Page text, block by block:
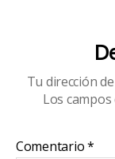
Tu dirección
Los
Comentario*